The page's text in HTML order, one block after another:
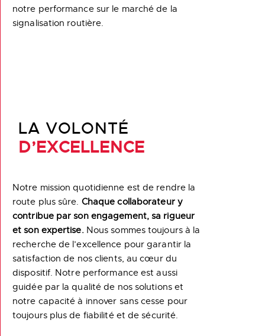
notre performance sur le marché de la
signalisation routière.
LA VOLONTÉ
D’EXCELLENCE
Notre mission quotidienne est de rendre la
route plus sûre. Chaque collaborateur y
contribue par son engagement, sa rigueur
et son expertise.Nous sommes toujours à la
recherche de l’excellence pour garantir la
satisfaction de nos clients, au cœur du
dispositif. Notre performance est aussi
guidée par la qualité de nos solutions et
notre capacité à innover sans cesse pour
toujours plus de fiabilité et de sécurité.